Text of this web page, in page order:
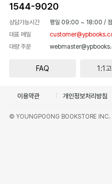
1544-9020
상담가능시간 평일 09:00 ~ 18:00 /
대표 메일
대량 주문
FAQ 1:1
이용약관 개인정보처리방침
© YOUNGPOONG BOOKSTORE INC.